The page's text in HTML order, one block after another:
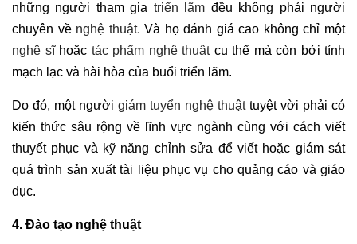
những người tham gia triển lãm đều không phải người
chuyên về nghệ thuật. Và họ đánh giá cao không chỉ một
nghệ sĩhoặc tác phẩm nghệ thuậtcụ thể mà còn bởi tính
mạch lạc và hài hòa của buổi triển lãm.
Do đó, một người giám tuyển nghệ thuậttuyệt vời phải có
kiến ​​thức sâu rộng về lĩnh vực ngành cùng với cách viết
thuyết phục và kỹ năng chỉnh sửa để viết hoặc giám sát
quá trình sản xuất tài liệu phục vụ cho quảng cáo và giáo
dục.
4. Đào tạo nghệ thuật